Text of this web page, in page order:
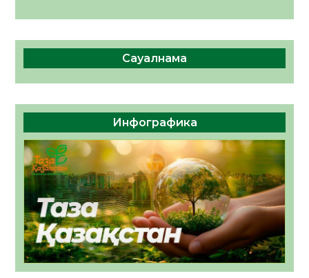
Сауалнама
Инфографика